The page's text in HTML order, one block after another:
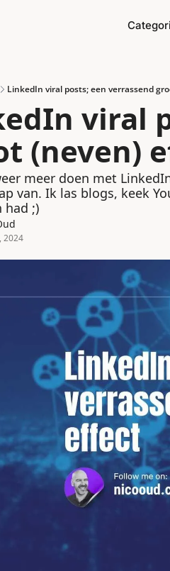
LinkedIn viral posts; een verrassend
viral
(neven)
meer doen met
van. Ik las blogs, keek
had ;)
2024